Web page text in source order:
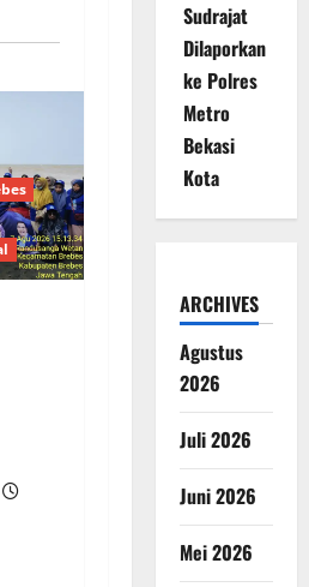
Sudrajat
Dilaporkan
ke Polres
Metro
Bekasi
Kota
ARCHIVES
Agustus
2026
Juli 2026
Juni 2026
Mei 2026